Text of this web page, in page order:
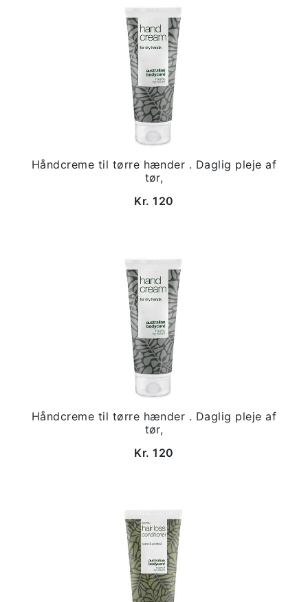
Håndcreme til tørre hænder . Daglig pleje af
tør,
Kr. 120
Håndcreme til tørre hænder . Daglig pleje af
tør,
Kr. 120